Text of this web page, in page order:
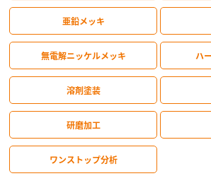
亜鉛メッキ
無電解ニッケルメッキ ハ
溶剤塗装
研磨加工
ワンストップ分析